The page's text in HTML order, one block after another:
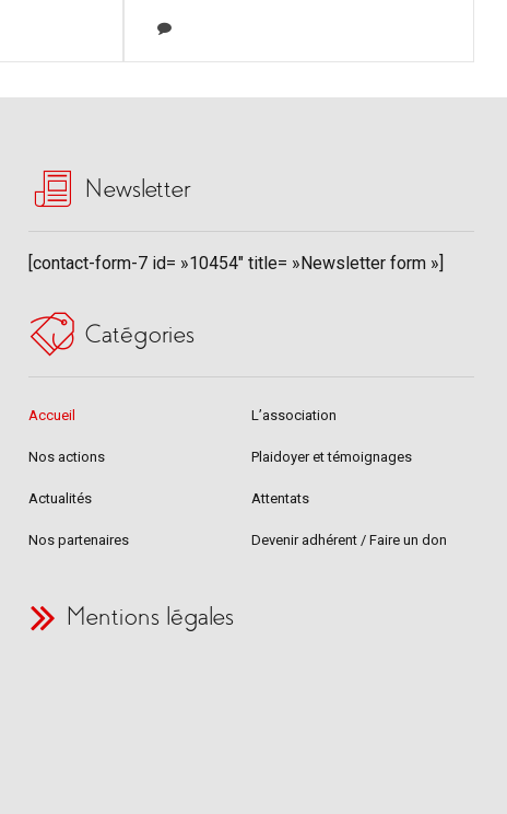
Newsletter
[contact-form-7 id= »10454″ title= »Newsletter form »]
Catégories
Accueil L’association
Nos actions Plaidoyer et témoignages
Actualités Attentats
Nos partenaires Devenir adhérent / Faire un don
Mentions légales